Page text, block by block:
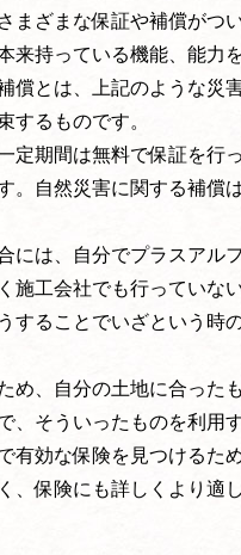
まざまな保証や補償がつ
来持っている機能、能力
償とは、上記のような災
するものです。
定期間は無料で保証を行
。自然災害に関する補償
には、自分でプラスアル
施工会社でも行っていな
ることでいざという時
め、自分の土地に合った
、そういったものを利用
有効な保険を見つけるた
、保険にも詳しくより適